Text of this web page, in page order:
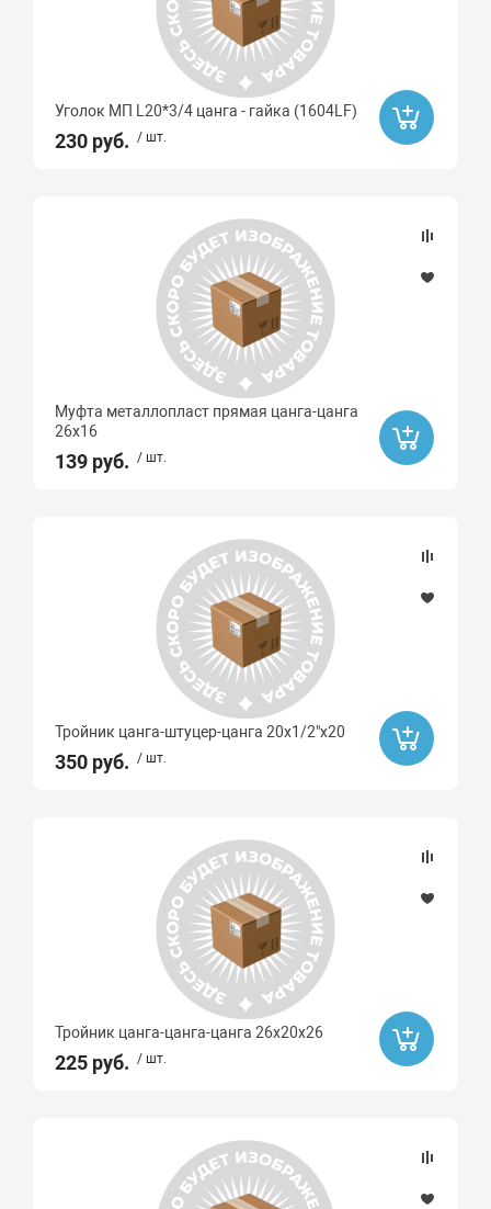
Уголок МП L20*3/4 цанга - гайка (1604LF)
230 руб. / шт.
Муфта металлопласт прямая цанга-цанга
26х16
139 руб. / шт.
Тройник цанга-штуцер-цанга 20х1/2"x20
350 руб. / шт.
Тройник цанга-цанга-цанга 26x20x26
225 руб. / шт.